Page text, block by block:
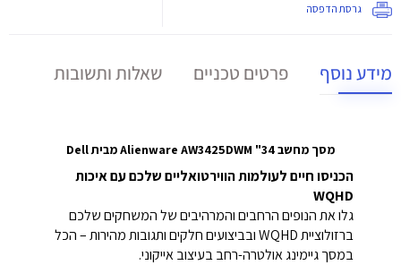
גרסת הדפסה
מידע נוסף פרטים טכניים שאלות ותשובות
מסך מחשב Alienware AW3425DWM "34 מבית Dell
הכניסו חיים לעולמות הווירטואליים שלכם עם איכות
WQHD
גלו את הנופים הרחבים והמרהיבים של המשחקים שלכם
ברזולוציית WQHD ובביצועים חלקים ותגובות מהירות – הכל
במסך גיימינג אולטרה-רחב בעיצוב אייקוני.